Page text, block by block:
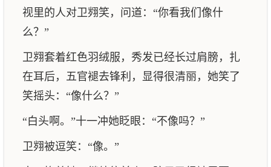
视里的人对卫翙笑，问道：“你看我们像什
么？”
卫翙套着红色羽绒服，秀发已经长过肩膀，扎
在耳后，五官褪去锋利，显得很清丽，她笑了
笑摇头：“像什么？”
“白头啊。”十一冲她眨眼：“不像吗？”
卫翙被逗笑：“像。”